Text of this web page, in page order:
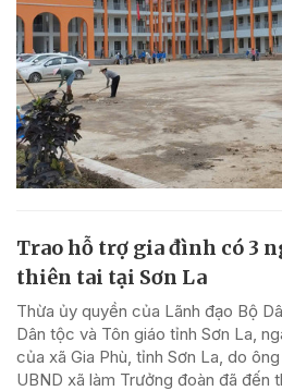
Trao hỗ trợ gia đình có 3
thiên tai tại Sơn La
Thừa ủy quyền của Lãnh đạo Bộ
Dân tộc và Tôn giáo tỉnh Sơn La,
của xã Gia Phù, tỉnh Sơn La, do
UBND xã làm Trưởng đoàn đã đến